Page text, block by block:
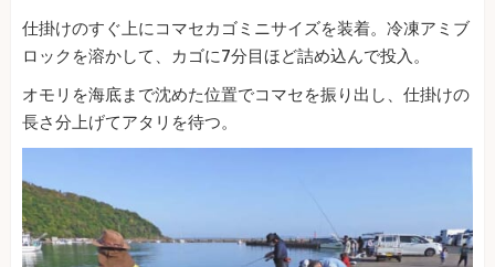
仕掛けのすぐ上にコマセカゴミニサイズを装着。冷凍アミブ
ロックを溶かして、カゴに7分目ほど詰め込んで投入。
オモリを海底まで沈めた位置でコマセを振り出し、仕掛けの
長さ分上げてアタリを待つ。